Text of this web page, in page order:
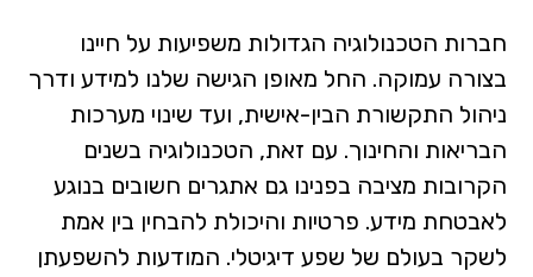
חברות הטכנולוגיה הגדולות משפיעות על חיינו
בצורה עמוקה. החל מאופן הגישה שלנו למידע ודרך
ניהול התקשורת הבין-אישית, ועד שינוי מערכות
הבריאות והחינוך. עם זאת, הטכנולוגיה בשנים
הקרובות מציבה בפנינו גם אתגרים חשובים בנוגע
לאבטחת מידע. פרטיות והיכולת להבחין בין אמת
לשקר בעולם של שפע דיגיטלי. המודעות להשפעתן